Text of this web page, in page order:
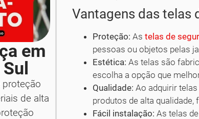
em
proteção
de alta
Vantagens das telas
Proteção: Astelas de
pessoas ou objetos pelas
Estética: As telas são
escolha a opção que
Qualidade: Ao adquirir
produtos de alta
Fácil instalação: As telas